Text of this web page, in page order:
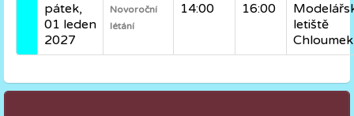
pátek,
01 leden
2027
Novoroční
létání
14:00 16:00
letiště
Chloumek